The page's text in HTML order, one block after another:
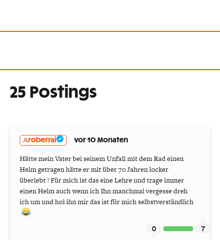
25 Postings
roberrai vor 10 Monaten
Hätte mein Vater bei seinem Unfall mit dem Rad einen
Helm getragen hätte er mit über 70 Jahren locker
überlebt ! Für mich ist das eine Lehre und trage immer
einen Helm auch wenn ich Ihn manchmal vergesse dreh
ich um und hol ihn mir das ist für mich selbstverständlich
0 7